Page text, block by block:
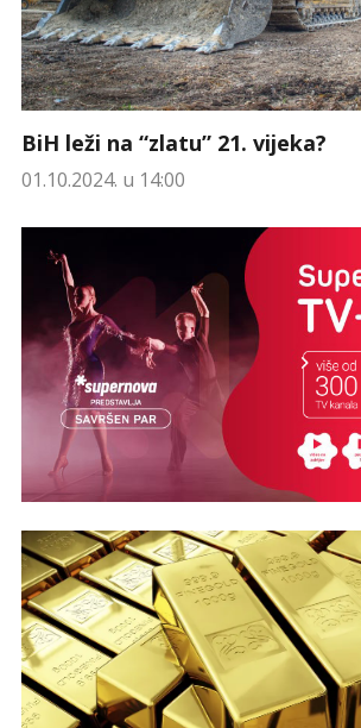
BiH leži na “zlatu” 21. vijeka?
01.10.2024. u 14:00